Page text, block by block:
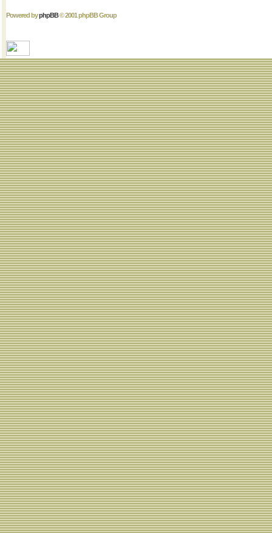
Powered byphpBB© 2001 phpBB Group